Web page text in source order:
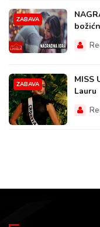
ZABAVA
ZABAVA
MISS
Lauru